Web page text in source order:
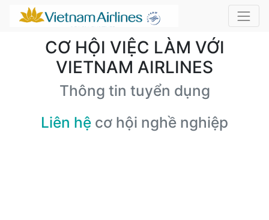
CƠ HỘI VIỆC LÀM VỚI
VIETNAM AIRLINES
Thông tin tuyển dụng
Liên hệ cơ hội nghề nghiệp